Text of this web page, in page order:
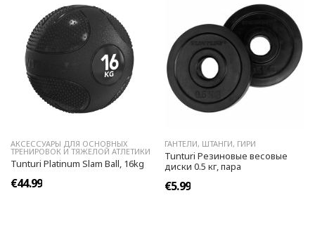
АКСЕССУАРЫ ДЛЯ ОСНОВНЫХ
ТРЕНИРОВОК И ТЯЖЕЛОЙ АТЛЕТИКИ
Tunturi Platinum Slam Ball, 16kg
€44.99
ГАНТЕЛИ, ШТАНГИ, ГИРИ
Tunturi Резиновые весовые
диски 0.5 кг, пара
€5.99